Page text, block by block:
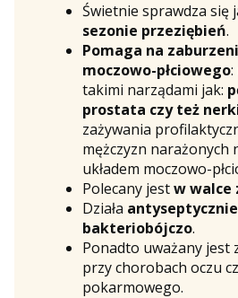
Świetnie sprawdza się
sezonie przeziębień.
Pomaga na
moczowo-płciowego
takimi narządami jak:
prostata czy też
zażywania
mężczyzn narażonych
układem moczowo-
Polecany jestw walce
Działa
bakteriobójczo.
Ponadto uważany jest
przy chorobach oczu
pokarmowego.